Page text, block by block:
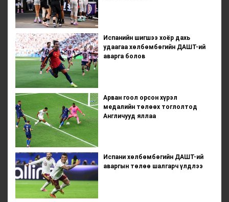
Испанийн шигшээ хоёр дахь
удаагаа хөлбөмбөгийн ДАШТ-ий
аварга болов
Арван гоол орсон хүрэл
медалийн төлөөх тоглолтод
Англичууд яллаа
Испани хөлбөмбөгийн ДАШТ-ий
аваргын төлөө шалгарч үлдлээ